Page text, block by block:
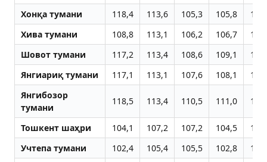
Хонқа тумани 118,4 113,6 105,3 105,8
Хива тумани
108,8 113,1 106,2 106,7
Шовот тумани
117,2 113,4 108,6 109,1
Янгиариқ тумани
117,1 113,1 107,6 108,1
Янгибозор
тумани
118,5 113,4 110,5 111,0
Тошкент шаҳри 104,1 107,2 107,2 104,5
Учтепа тумани
102,4 105,4 105,5 102,8